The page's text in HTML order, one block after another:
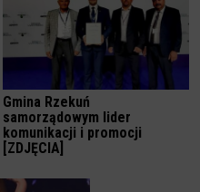
Gmina Rzekuń
samorządowym lider
komunikacji i promocji
[ZDJĘCIA]